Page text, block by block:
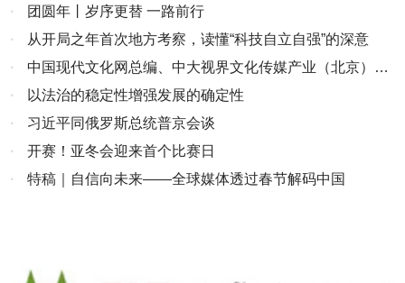
·
团圆年丨岁序更替 一路前行
·
从开局之年首次地方考察，读懂“科技自立自强”的深意
·
中国现代文化网总编、中大视界文化传媒产业（北京）有
限公司董事会主席林膑新年贺词
·
以法治的稳定性增强发展的确定性
·
习近平同俄罗斯总统普京会谈
·
开赛！亚冬会迎来首个比赛日
·
特稿｜自信向未来——全球媒体透过春节解码中国